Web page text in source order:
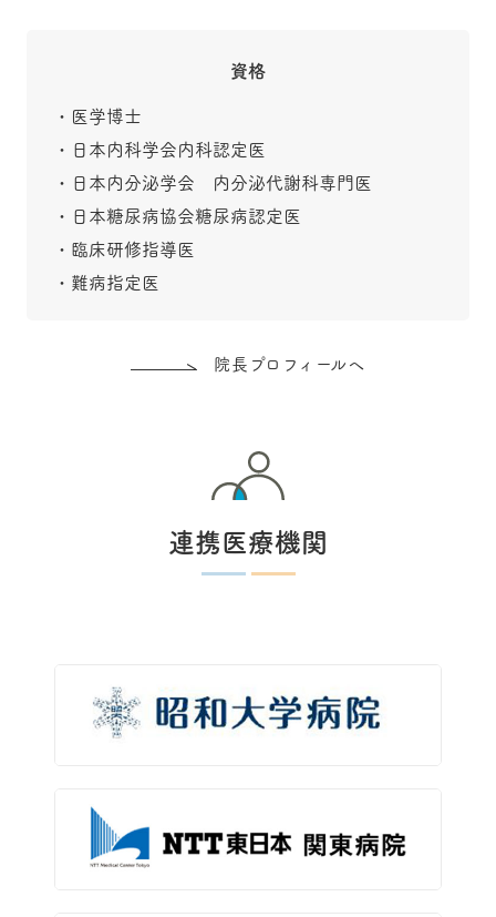
資格
医学博士
日本内科学会内科認定医
日本内分泌学会 内分泌代謝科専門医
日本糖尿病協会糖尿病認定医
臨床研修指導医
難病指定医
院長プロフィールへ
連携医療機関